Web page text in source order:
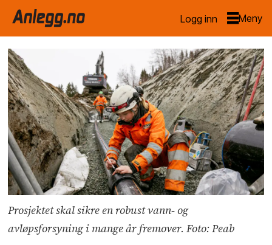
Logg inn
Prosjektet skal sikre en robust vann‑ og
avløpsforsyning i mange år fremover. Foto: Peab